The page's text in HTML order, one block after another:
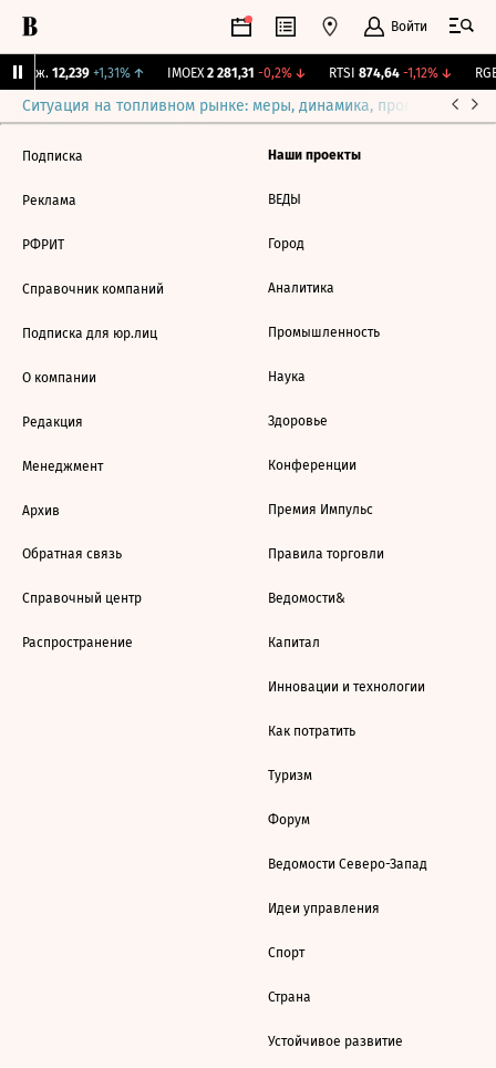
Войти
Бирж. 12,239 +1,31%↑ IMOEX 2 281,31 -0,2%↓ RTSI 874,64 -1,12%↓
Ситуация на топливном рынке: меры, динамика, прогнозы
Подписка
Реклама
РФРИТ
Справочник компаний
Подписка для юр.лиц
О компании
Редакция
Менеджмент
Архив
Обратная связь
Справочный центр
Распространение
Наши проекты
ВЕДЫ
Город
Аналитика
Промышленность
Наука
Здоровье
Конференции
Премия Импульс
Правила торговли
Ведомости&
Капитал
Инновации и технологии
Как потратить
Туризм
Форум
Ведомости Северо-Запад
Идеи управления
Спорт
Страна
Устойчивое развитие